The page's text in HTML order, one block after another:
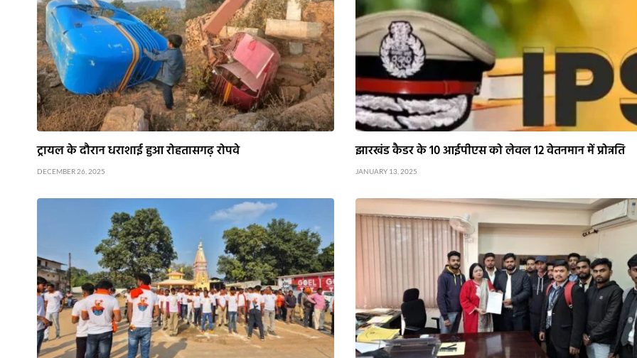
ट्रायल के दौरान धराशाई हुआ रोहतासगढ़ रोपवे
DECEMBER 26, 2025
झारखंड कैडर के 10 आईपीएस को लेवल 12 वेतनमान में प्रोन्नति
JANUARY 13, 2025